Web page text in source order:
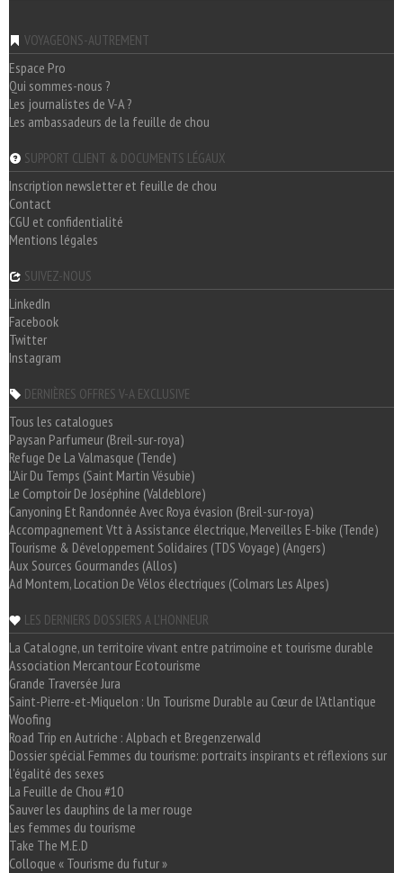
VOYAGEONS-AUTREMENT
Espace Pro
Qui sommes-nous ?
Les journalistes de V-A ?
Les ambassadeurs de la feuille de chou
SUPPORT CLIENT & DOCUMENTS LÉGAUX
Inscription newsletter et feuille de chou
Contact
CGU et confidentialité
Mentions légales
SUIVEZ-NOUS
LinkedIn
Facebook
Twitter
Instagram
DERNIÈRES OFFRES V-A EXCLUSIVE
Tous les catalogues
Paysan Parfumeur (Breil-sur-roya)
Refuge De La Valmasque (Tende)
L'Air Du Temps (Saint Martin Vésubie)
Le Comptoir De Joséphine (Valdeblore)
Canyoning Et Randonnée Avec Roya évasion (Breil-sur-roya)
Accompagnement Vtt à Assistance électrique, Merveilles E-bike (Tende)
Tourisme & Développement Solidaires (TDS Voyage) (Angers)
Aux Sources Gourmandes (Allos)
Ad Montem, Location De Vélos électriques (Colmars Les Alpes)
LES DERNIERS DOSSIERS A L'HONNEUR
La Catalogne, un territoire vivant entre patrimoine et tourisme durable
Association Mercantour Ecotourisme
Grande Traversée Jura
Saint-Pierre-et-Miquelon : Un Tourisme Durable au Cœur de l'Atlantique
Woofing
Road Trip en Autriche : Alpbach et Bregenzerwald
Dossier spécial Femmes du tourisme: portraits inspirants et réflexions sur
l'égalité des sexes
La Feuille de Chou #10
Sauver les dauphins de la mer rouge
Les femmes du tourisme
Take The M.E.D
Colloque « Tourisme du futur »